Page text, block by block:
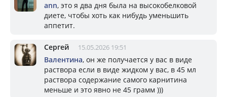
ann, это я два дня была на высокобелковой
диете, чтобы хоть как нибудь уменьшить
аппетит.
Сергей 15.05.2026 19:51
Валентина, он же получается у вас в виде
раствора если в виде жидком у вас, в 45 мл
раствора содержание самого карнитина
меньше и это явно не 45 грамм )))